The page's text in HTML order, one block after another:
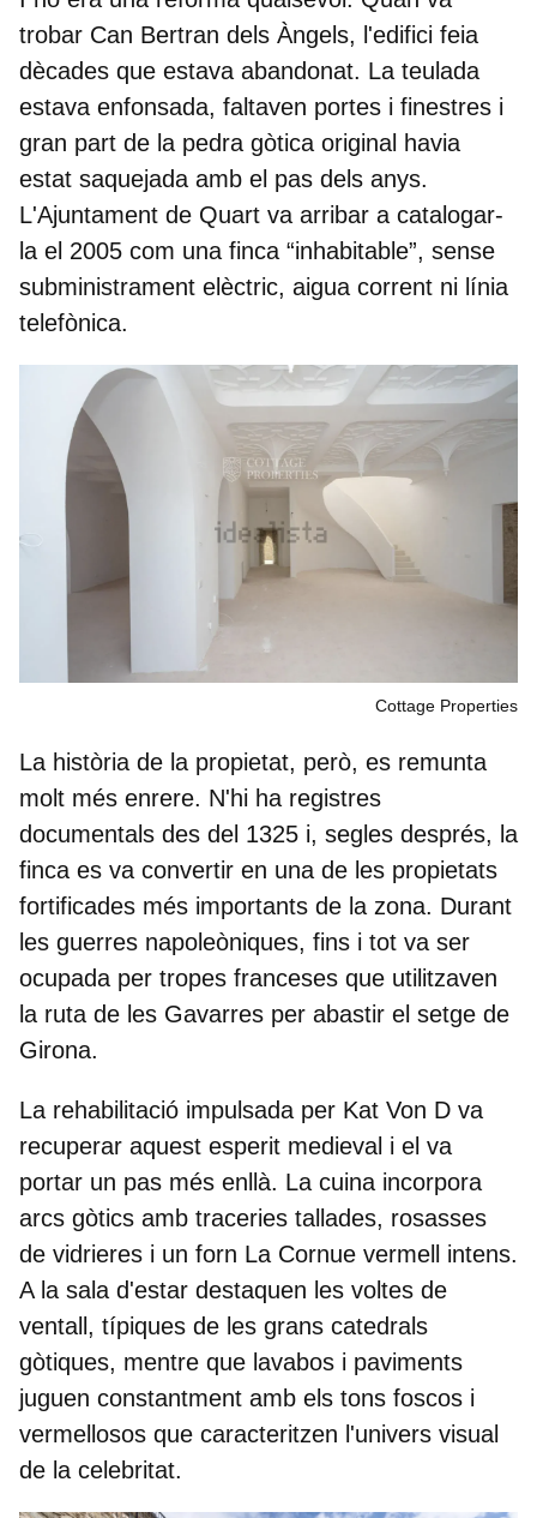
trobar Can Bertran dels Àngels, l'edifici feia
dècades que estava abandonat. La teulada
estava enfonsada, faltaven portes i finestres i
gran part de la pedra gòtica original havia
estat saquejada amb el pas dels anys.
L'Ajuntament de Quart va arribar a catalogar-
la el 2005 com una finca “inhabitable”, sense
subministrament elèctric, aigua corrent ni línia
telefònica.
Cottage Properties
La història de la propietat, però, es remunta
molt més enrere. N'hi ha registres
documentals des del 1325 i, segles després, la
finca es va convertir en una de les propietats
fortificades més importants de la zona. Durant
les guerres napoleòniques, fins i tot va ser
ocupada per tropes franceses que utilitzaven
la ruta de les Gavarres per abastir el setge de
Girona.
La rehabilitació impulsada per Kat Von D va
recuperar aquest esperit medieval i el va
portar un pas més enllà. La cuina incorpora
arcs gòtics amb traceries tallades, rosasses
de vidrieres i un forn La Cornue vermell intens.
A la sala d'estar destaquen les voltes de
ventall, típiques de les grans catedrals
gòtiques, mentre que lavabos i paviments
juguen constantment amb els tons foscos i
vermellosos que caracteritzen l'univers visual
de la celebritat.